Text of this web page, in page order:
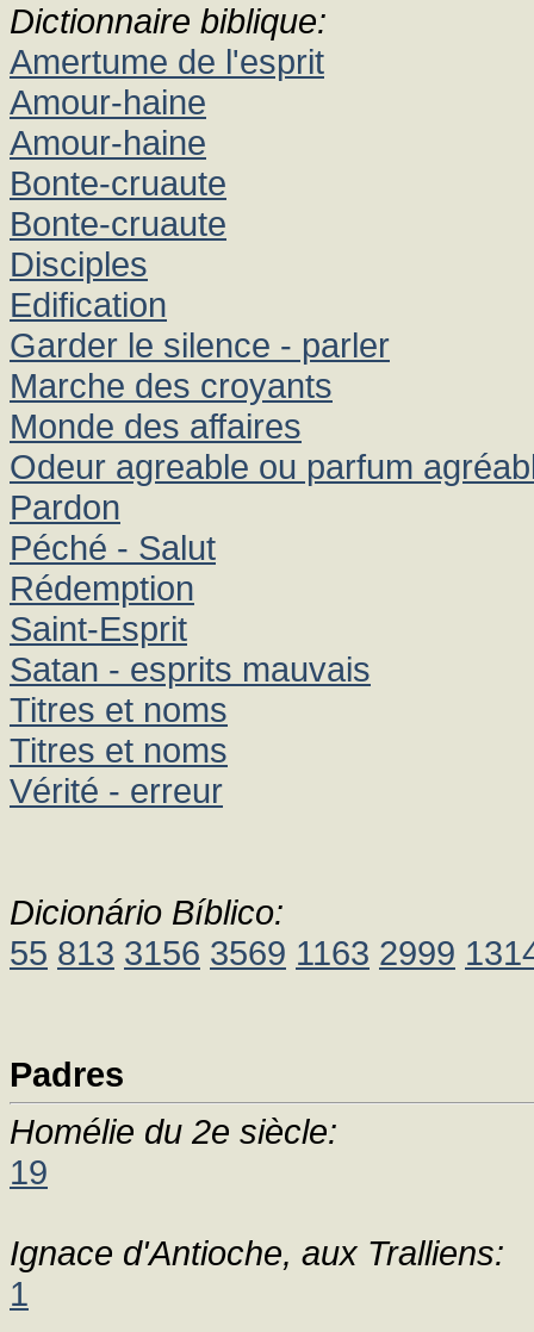
Dictionnaire biblique:
Amertume de l'esprit
Amour-haine
Amour-haine
Bonte-cruaute
Bonte-cruaute
Disciples
Edification
Garder le silence - parler
Marche des croyants
Monde des affaires
Odeur agreable ou parfum
Pardon
Péché - Salut
Rédemption
Saint-Esprit
Satan - esprits mauvais
Titres et noms
Titres et noms
Vérité - erreur
Dicionário Bíblico:
55 813 3156 3569 1163 2999
Padres
Homélie du 2e siècle:
19
Ignace d'Antioche, aux Tralliens:
1